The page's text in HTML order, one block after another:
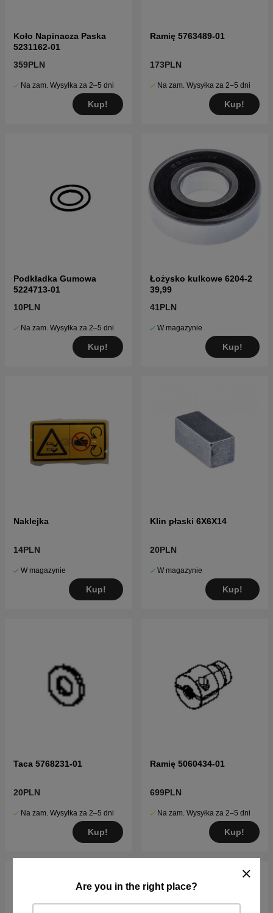
Are you in the right place?
Koło Napinacza Paska
5231162-01
359PLN
Na zam. Wysyłka za 2–5 dni
Kup!
Ramię 5763489-01
173PLN
Na zam. Wysyłka za 2–5 dni
Kup!
Podkładka Gumowa
5224713-01
10PLN
Na zam. Wysyłka za 2–5 dni
Kup!
Łożysko kulkowe 6204-2
39,99
41PLN
W magazynie
Kup!
Naklejka
14PLN
W magazynie
Kup!
Klin płaski 6X6X14
20PLN
W magazynie
Kup!
Taca 5768231-01
20PLN
Na zam. Wysyłka za 2–5 dni
Kup!
Ramię 5060434-01
699PLN
Na zam. Wysyłka za 2–5 dni
Kup!